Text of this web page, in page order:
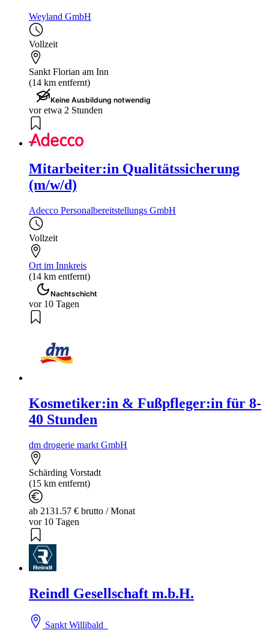
Weyland GmbH
Vollzeit
Sankt Florian am Inn
(14 km entfernt)
Keine Ausbildung notwendig
vor etwa 2 Stunden
Mitarbeiter:in Qualitätssicherung
(m/w/d)
Adecco Personalbereitstellungs GmbH
Vollzeit
Ort im Innkreis
(14 km entfernt)
Nachtschicht
vor 10 Tagen
Kosmetiker:in & Fußpfleger:in für 8-
40 Stunden
dm drogerie markt GmbH
Schärding Vorstadt
(15 km entfernt)
ab 2131.57 € brutto / Monat
vor 10 Tagen
Reindl Gesellschaft m.b.H.
Sankt Willibald